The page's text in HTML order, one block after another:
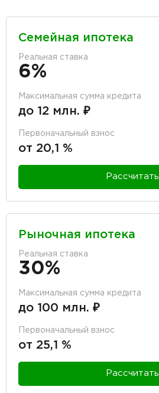
Семейная ипотека
Реальная ставка
6%
Максимальная сумма кредита
до 12 млн. ₽
Первоначальный взнос
от 20,1 %
Рассчитать
Рыночная ипотека
Реальная ставка
30%
Максимальная сумма кредита
до 100 млн. ₽
Первоначальный взнос
от 25,1 %
Рассчитать